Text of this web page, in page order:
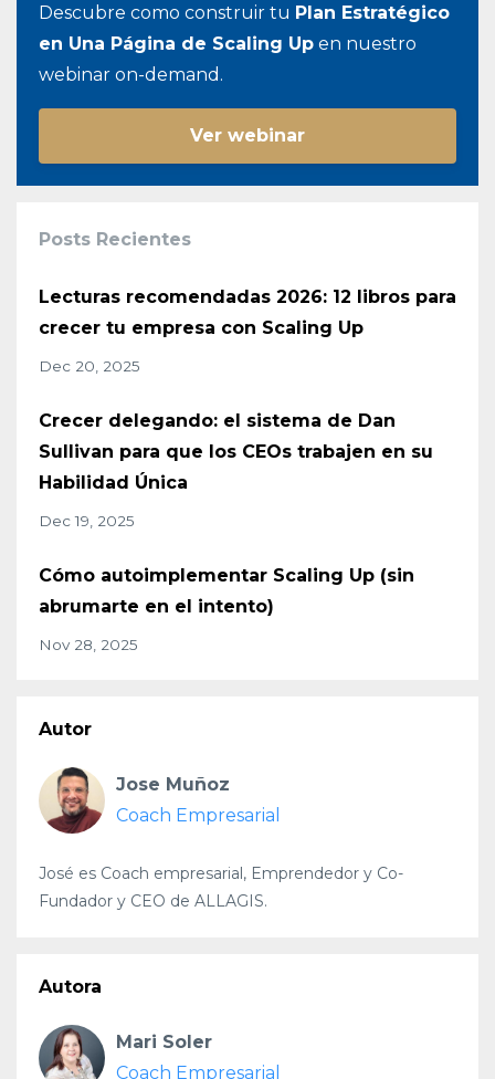
Descubre como construir tu Plan Estratégico
en Una Página de Scaling Up en nuestro
webinar on-demand.
Ver webinar
Posts Recientes
Lecturas recomendadas 2026: 12 libros para
crecer tu empresa con Scaling Up
Dec 20, 2025
Crecer delegando: el sistema de Dan
Sullivan para que los CEOs trabajen en su
Habilidad Única
Dec 19, 2025
Cómo autoimplementar Scaling Up (sin
abrumarte en el intento)
Nov 28, 2025
Autor
Jose Muñoz
Coach Empresarial
José es Coach empresarial, Emprendedor y Co-
Fundador y CEO de ALLAGIS.
Autora
Mari Soler
Coach Empresarial